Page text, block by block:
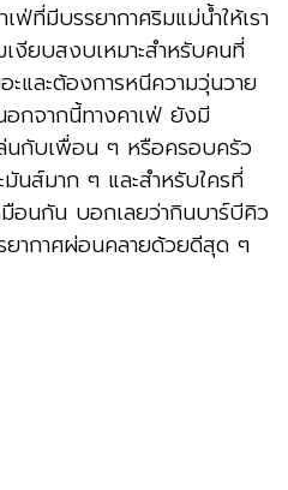
ที่มีบรรยากาศริมแม่น้ำให้เรา
งียบสงบเหมาะสำหรับคนที่
และต้องการหนีความวุ่นวาย
กจากนี้ทางคาเฟ่ ยังมี
นกับเพื่อน ๆ หรือครอบครัว
นส์มาก ๆ และสำหรับใครที่
อนกัน บอกเลยว่ากินบาร์บีคิว
ยากาศผ่อนคลายด้วยดีสุด ๆ